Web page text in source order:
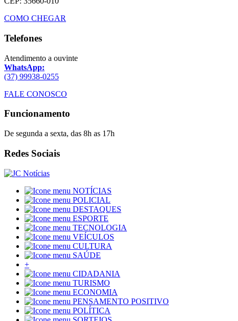
COMO CHEGAR
Telefones
Atendimento a ouvinte
WhatsApp:
(37) 99938-0255
FALE CONOSCO
Funcionamento
De segunda a sexta, das 8h as 17h
Redes Sociais
NOTÍCIAS
POLICIAL
DESTAQUES
ESPORTE
TECNOLOGIA
VEÍCULOS
CULTURA
SAÚDE
+
CIDADANIA
TURISMO
ECONOMIA
PENSAMENTO POSITIVO
POLÍTICA